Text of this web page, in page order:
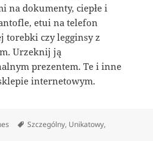
na dokumenty, ciepłe i
etui na telefon
torebki czy legginsy z
Urzeknij ją
prezentem. Te i inne
internetowym.
Tagi
Szczególny, Unikatowy,